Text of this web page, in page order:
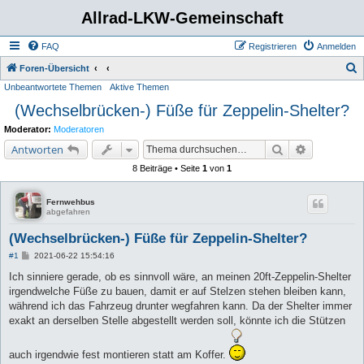
Allrad-LKW-Gemeinschaft
FAQ Anmelden
Registrieren
Foren-Übersicht
Unbeantwortete Themen Aktive Themen
(Wechselbrücken-) Füße für Zeppelin-Shelter?
Moderator: Moderatoren
Antworten Suche
8 Beiträge • Seite 1 von 1
Fernwehbus
abgefahren
(Wechselbrücken-) Füße für Zeppelin-Shelter?
#1
B
i
r
a
2021-06-22 15:54:16
Ich sinniere gerade, ob es sinnvoll wäre, an meinen 20ft-Zeppelin-Shelter
irgendwelche Füße zu bauen, damit er auf Stelzen stehen bleiben kann,
während ich das Fahrzeug drunter wegfahren kann. Da der Shelter immer
exakt an derselben Stelle abgestellt werden soll, könnte ich die Stützen
auch irgendwie fest montieren statt am Koffer.